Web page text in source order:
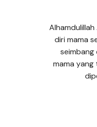
diri mama
seimbang
mama yang